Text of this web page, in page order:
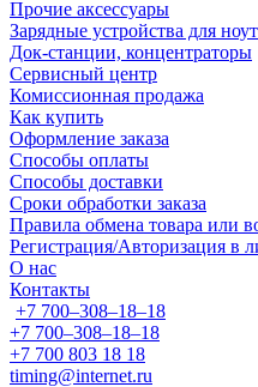
Прочие аксессуары
Зарядные устройства для
Док-станции, концентраторы
Сервисный центр
Комиссионная продажа
Как купить
Оформление заказа
Способы оплаты
Способы доставки
Сроки обработки заказа
Правила обмена товара или
Регистрация/Авторизация в
О нас
Контакты
+7 700‒308‒18‒18
+7 700‒308‒18‒18
+7 700 803 18 18
timing@internet.ru